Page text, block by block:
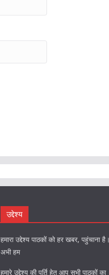
उद्देश्य
हमारा उद्देश्य पाठकों को हर खबर, पहुंचाना है।
अभी हम
हमारे उद्देश्य की पूर्ति हेतु आप सभी पाठकों का